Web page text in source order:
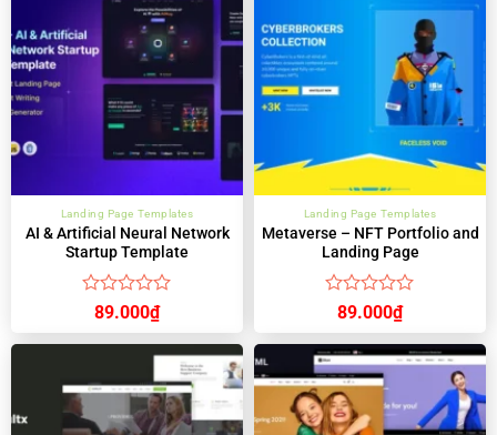
Landing Page Templates
AI & Artificial Neural Network
Startup Template
Được
hạng
5
sao
89.000₫
Landing Page Templates
Metaverse – NFT Portfolio and
Landing Page
Được
hạng
0
5
sao
89.000₫